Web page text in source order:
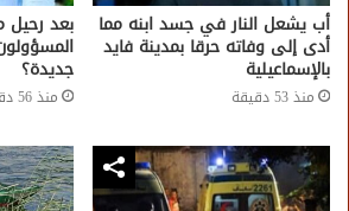
أب يشعل النار في جسد ابنه مما
أدى إلى وفاته حرقا بمدينة فايد
بالإسماعيلية
منذ 53 دقيقة
بعد
جديدة؟
منذ 56 دقيقة